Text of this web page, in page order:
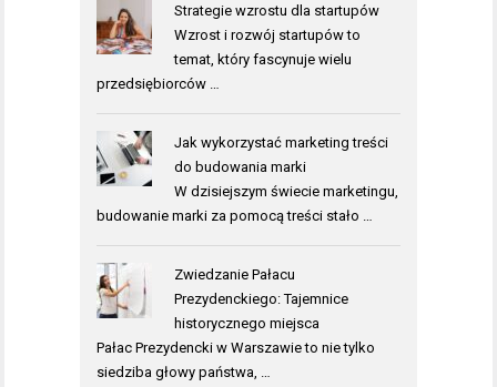
Strategie wzrostu dla startupów
Wzrost i rozwój startupów to
temat, który fascynuje wielu
przedsiębiorców …
Jak wykorzystać marketing treści
do budowania marki
W dzisiejszym świecie marketingu,
budowanie marki za pomocą treści stało …
Zwiedzanie Pałacu
Prezydenckiego: Tajemnice
historycznego miejsca
Pałac Prezydencki w Warszawie to nie tylko
siedziba głowy państwa, …